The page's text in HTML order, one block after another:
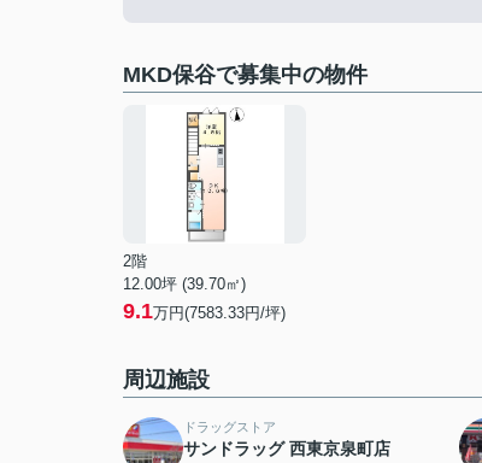
MKD保谷で募集中の物件
2階
12.00坪 (39.70㎡)
9.1万円(7583.33円/坪)
周辺施設
ドラッグストア
サンドラッグ 西東京泉町店